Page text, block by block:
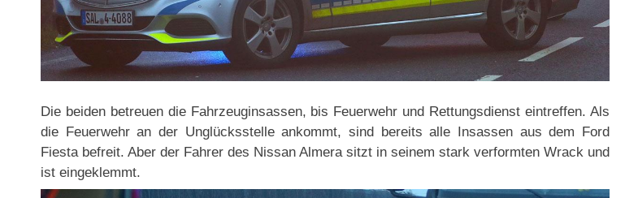
Die beiden betreuen die Fahrzeuginsassen, bis Feuerwehr und Rettungsdienst eintreffen. Als
die Feuerwehr an der Unglücksstelle ankommt, sind bereits alle Insassen aus dem Ford
Fiesta befreit. Aber der Fahrer des Nissan Almera sitzt in seinem stark verformten Wrack und
ist eingeklemmt.